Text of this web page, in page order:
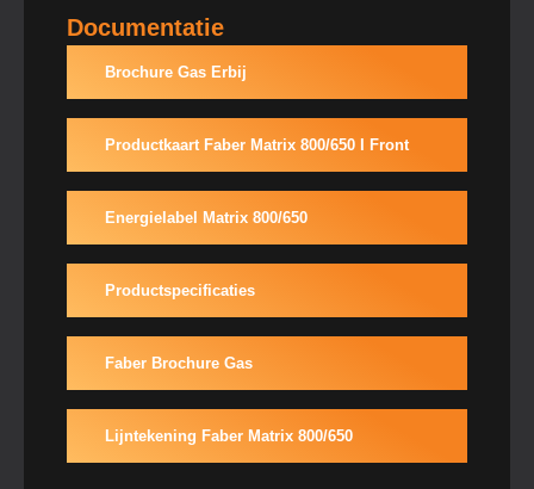
Documentatie
Brochure Gas Erbij
Productkaart Faber Matrix 800/650 I Front
Energielabel Matrix 800/650
Productspecificaties
Faber Brochure Gas
Lijntekening Faber Matrix 800/650